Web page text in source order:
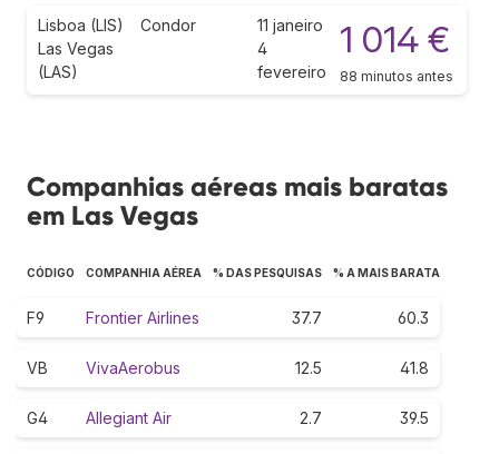
Lisboa (LIS)
Las Vegas
(LAS)
Condor
11 janeiro
4
fevereiro
1 014 €
88 minutos antes
Companhias aéreas mais baratas
em Las Vegas
CÓDIGO COMPANHIA AÉREA % DAS PESQUISAS % A MAIS BARATA
F9 Frontier Airlines 37.7 60.3
VB VivaAerobus 12.5 41.8
G4 Allegiant Air 2.7 39.5